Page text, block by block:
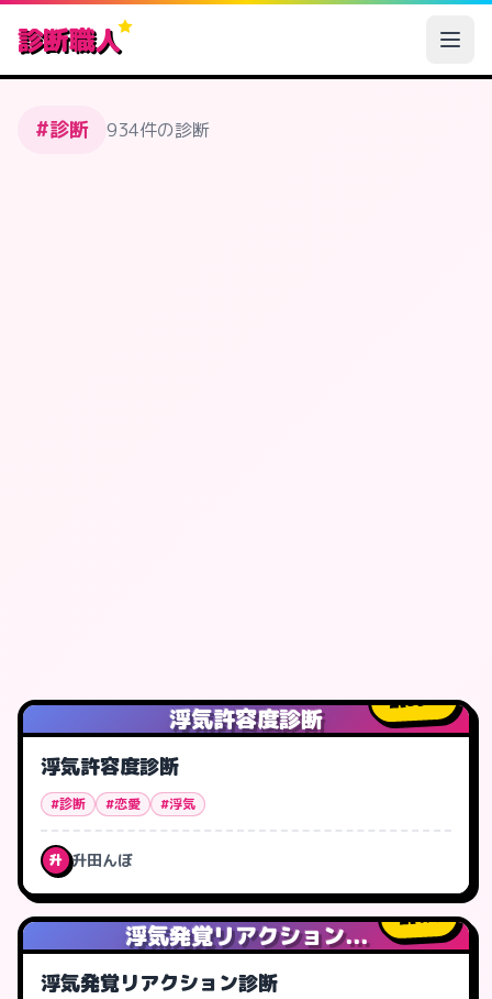
診断職人
#診断 934件の診断
浮気許容度診断
59人
浮気許容度診断
#診断 #恋愛 #浮気
升 升田んぼ
浮気発覚リアクション...
1人
浮気発覚リアクション診断